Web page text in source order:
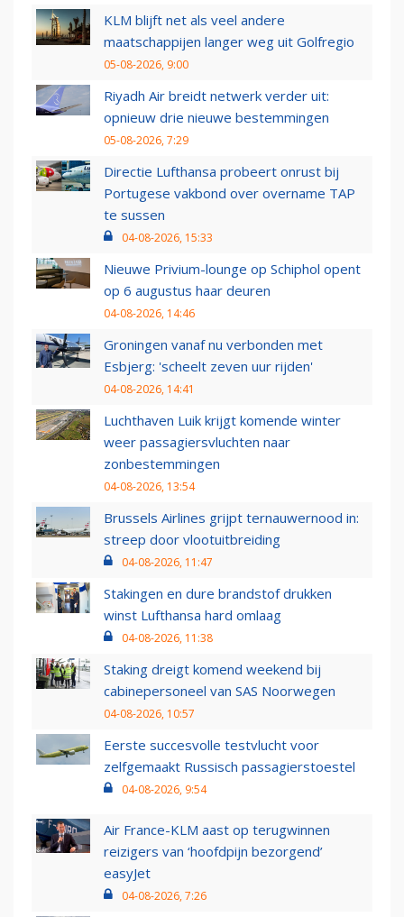
KLM blijft net als veel andere
maatschappijen langer weg uit Golfregio
05-08-2026, 9:00
Riyadh Air breidt netwerk verder uit:
opnieuw drie nieuwe bestemmingen
05-08-2026, 7:29
Directie Lufthansa probeert onrust bij
Portugese vakbond over overname TAP
te sussen
04-08-2026, 15:33
Nieuwe Privium-lounge op Schiphol opent
op 6 augustus haar deuren
04-08-2026, 14:46
Groningen vanaf nu verbonden met
Esbjerg: 'scheelt zeven uur rijden'
04-08-2026, 14:41
Luchthaven Luik krijgt komende winter
weer passagiersvluchten naar
zonbestemmingen
04-08-2026, 13:54
Brussels Airlines grijpt ternauwernood in:
streep door vlootuitbreiding
04-08-2026, 11:47
Stakingen en dure brandstof drukken
winst Lufthansa hard omlaag
04-08-2026, 11:38
Staking dreigt komend weekend bij
cabinepersoneel van SAS Noorwegen
04-08-2026, 10:57
Eerste succesvolle testvlucht voor
zelfgemaakt Russisch passagierstoestel
04-08-2026, 9:54
Air France-KLM aast op terugwinnen
reizigers van ‘hoofdpijn bezorgend’
easyJet
04-08-2026, 7:26